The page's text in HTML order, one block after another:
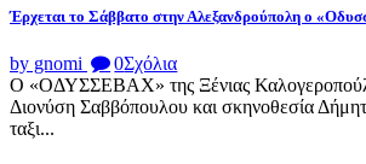
Έρχεται το Σάββατο στην Αλεξανδρούπολη ο
by gnomi 0Σχόλια
Ο «ΟΔΥΣΣΕΒΑΧ» της Ξένιας
Διονύση Σαββόπουλου και σκηνοθεσία
ταξι...